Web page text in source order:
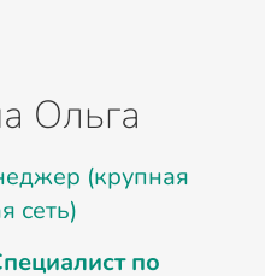
Ольга
(крупная
сеть)
по